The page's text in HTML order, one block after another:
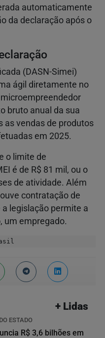
automaticamente
da declaração após o
(DASN-Simei)
ágil diretamente no
bruto anual da sua
as vendas de produtos
em 2025.
o limite de
é de R$ 81 mil, ou o
de atividade. Além
contratação de
legislação permite a
um empregado.
+ Lidas
ESTADO
R$ 3,6 bilhões em